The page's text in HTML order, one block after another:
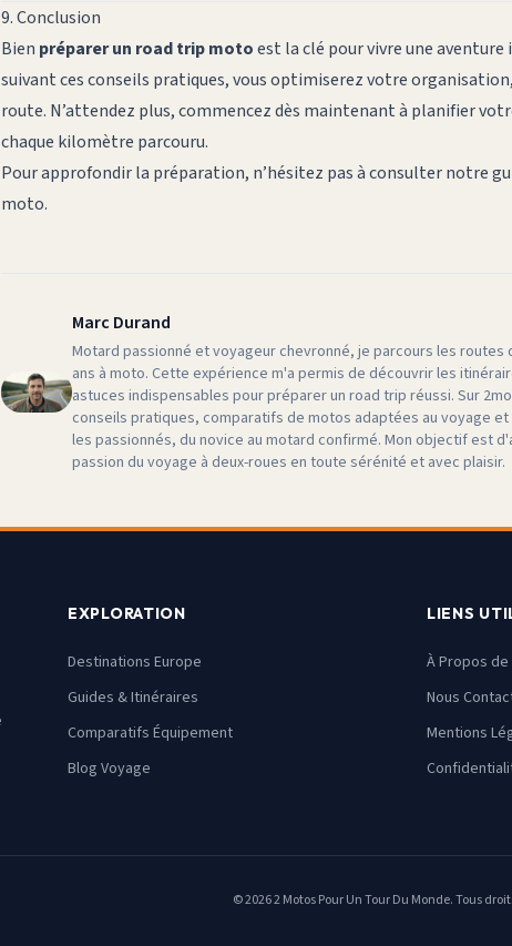
9. Conclusion
Bien préparer un road trip motoest la clé pour vivre une
suivant ces conseils pratiques, vous optimiserez votre
route. N’attendez plus, commencez dès maintenant à planifier
chaque kilomètre parcouru.
Pour approfondir la préparation, n’hésitez pas à consulter notre
moto.
Marc Durand
Motard passionné et voyageur chevronné, je parcours les
ans à moto. Cette expérience m'a permis de découvrir les
astuces indispensables pour préparer un road trip réussi. Sur
conseils pratiques, comparatifs de motos adaptées au voyage
les passionnés, du novice au motard confirmé. Mon objectif est
passion du voyage à deux-roues en toute sérénité et avec plaisir.
EXPLORATION
Destinations Europe
Guides & Itinéraires
Comparatifs Équipement
Blog Voyage
LIENS
À Propos de
Nous
Mentions
©20262 Motos Pour Un Tour Du Monde. Tous